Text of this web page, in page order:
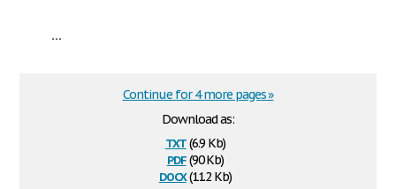
...
Download as:
txt(6.9 Kb)
pdf(90 Kb)
docx(11.2 Kb)
Continue for 4 more pages »